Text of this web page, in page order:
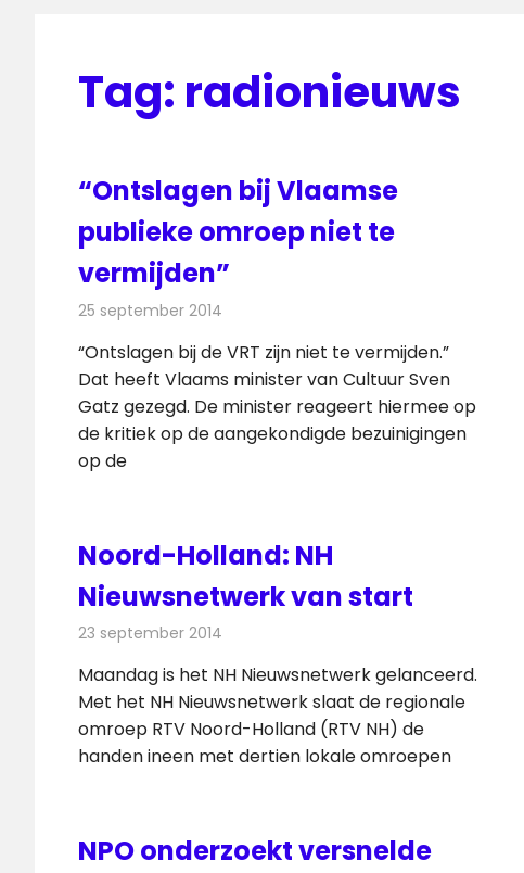
Tag: radionieuws
“Ontslagen bij Vlaamse
publieke omroep niet te
vermijden”
25 september 2014
“Ontslagen bij de VRT zijn niet te vermijden.”
Dat heeft Vlaams minister van Cultuur Sven
Gatz gezegd. De minister reageert hiermee op
de kritiek op de aangekondigde bezuinigingen
op de
Noord-Holland: NH
Nieuwsnetwerk van start
23 september 2014
Maandag is het NH Nieuwsnetwerk gelanceerd.
Met het NH Nieuwsnetwerk slaat de regionale
omroep RTV Noord-Holland (RTV NH) de
handen ineen met dertien lokale omroepen
NPO onderzoekt versnelde